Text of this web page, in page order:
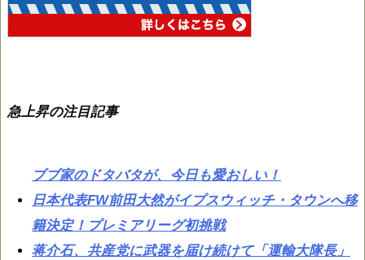
急上昇の注目記事
ブブ家のドタバタが、今日も愛おしい！
日本代表FW前田大然がイプスウィッチ・タウンへ移
籍決定！プレミアリーグ初挑戦
蒋介石、共産党に武器を届け続けて「運輸大隊長」